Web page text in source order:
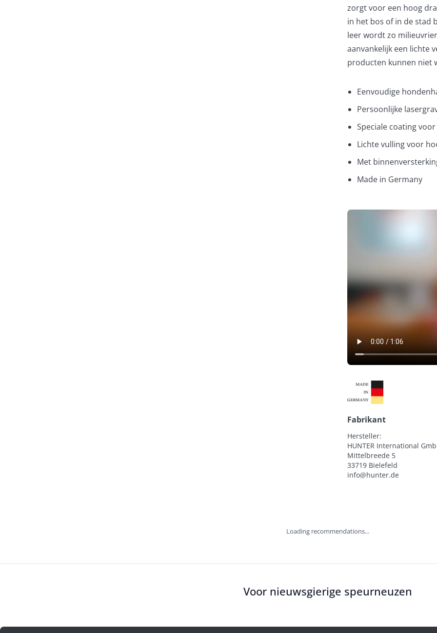
zorgt voor een hoog
in het bos of in de stad
leer wordt zo
aanvankelijk een lichte
producten kunnen niet
Eenvoudige
Persoonlijke
Speciale coating
Lichte vulling voor
Met
Made in Germany
Fabrikant
Hersteller:
HUNTER International
Mittelbreede 5
33719 Bielefeld
info@hunter.de
Loading recommendations...
Voor nieuwsgierige speurneuzen